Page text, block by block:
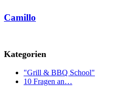
Camillo
Kategorien
"Grill & BBQ School"
10 Fragen an…